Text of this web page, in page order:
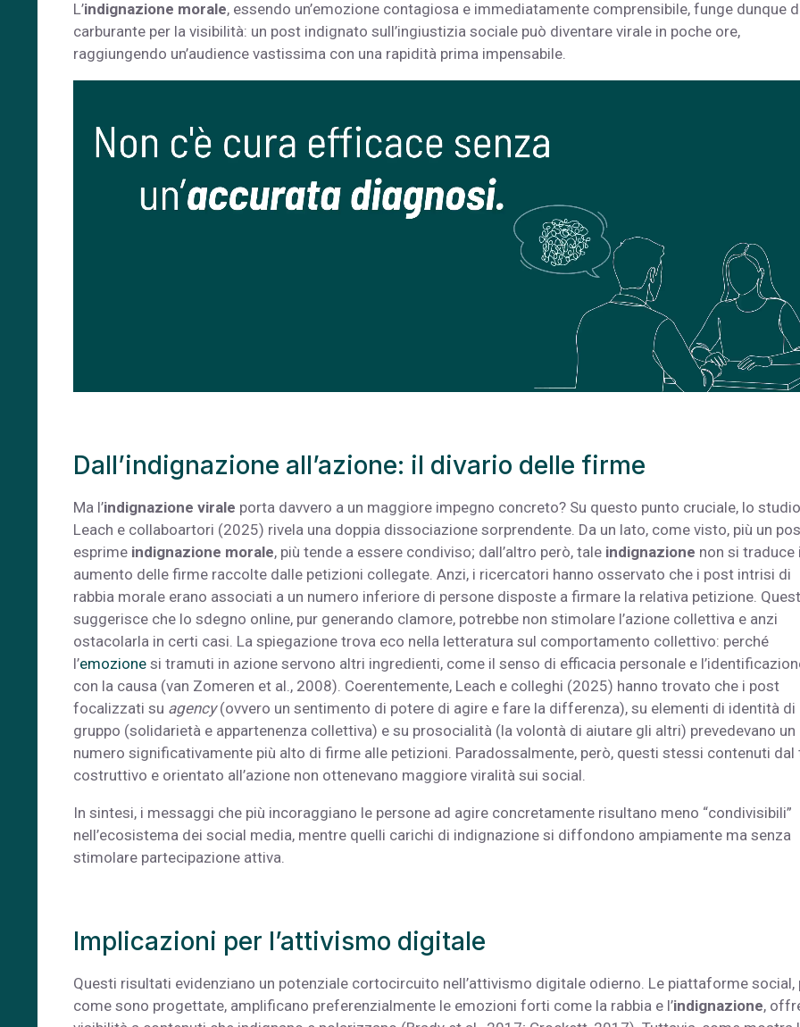
L’indignazione morale, essendo un’emozione contagiosa e immediatamente comprensibile, funge dunque
carburante per la visibilità: un post indignato sull’ingiustizia sociale può diventare virale in poche ore,
raggiungendo un’audience vastissima con una rapidità prima impensabile.
Dall’indignazione all’azione: il divario delle firme
Ma l’indignazione virale porta davvero a un maggiore impegno concreto? Su questo punto cruciale, lo
Leach e collaboartori (2025) rivela una doppia dissociazione sorprendente. Da un lato, come visto, più un
esprime indignazione morale, più tende a essere condiviso; dall’altro però, tale indignazione non si traduce
aumento delle firme raccolte dalle petizioni collegate. Anzi, i ricercatori hanno osservato che i post intrisi di
rabbia morale erano associati a un numero inferiore di persone disposte a firmare la relativa petizione.
suggerisce che lo sdegno online, pur generando clamore, potrebbe non stimolare l’azione collettiva e anzi
ostacolarla in certi casi. La spiegazione trova eco nella letteratura sul comportamento collettivo: perché
l’emozione si tramuti in azione servono altri ingredienti, come il senso di efficacia personale e
con la causa (van Zomeren et al., 2008). Coerentemente, Leach e colleghi (2025) hanno trovato che i post
focalizzati su agency(ovvero un sentimento di potere di agire e fare la differenza), su elementi di identità di
gruppo (solidarietà e appartenenza collettiva) e su prosocialità (la volontà di aiutare gli altri) prevedevano un
numero significativamente più alto di firme alle petizioni. Paradossalmente, però, questi stessi contenuti dal
costruttivo e orientato all’azione non ottenevano maggiore viralità sui social.
In sintesi, i messaggi che più incoraggiano le persone ad agire concretamente risultano meno “condivisibili”
nell’ecosistema dei social media, mentre quelli carichi di indignazione si diffondono ampiamente ma senza
stimolare partecipazione attiva.
Implicazioni per l’attivismo digitale
Questi risultati evidenziano un potenziale cortocircuito nell’attivismo digitale odierno. Le piattaforme social,
come sono progettate, amplificano preferenzialmente le emozioni forti come la rabbia e l’indignazione,